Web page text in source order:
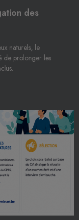
des
naturels, le
de prolonger les